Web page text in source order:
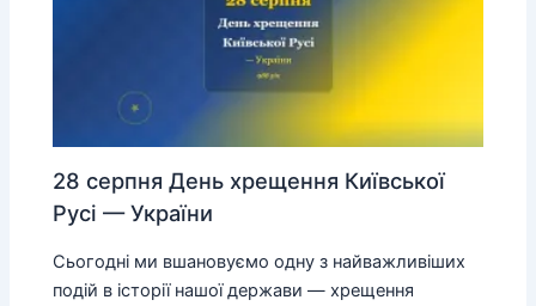
28 серпня День хрещення Київської
Русі — України
Сьогодні ми вшановуємо одну з найважливіших
подій в історії нашої держави — хрещення